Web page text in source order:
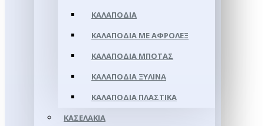
ΚΑΛΑΠΌΔΙΑ
ΚΑΛΑΠΌΔΙΑ ΜΕ ΑΦΡΟΛΕΞ
ΚΑΛΑΠΌΔΙΑ ΜΠΌΤΑΣ
ΚΑΛΑΠΌΔΙΑ ΞΎΛΙΝΑ
ΚΑΛΑΠΌΔΙΑ ΠΛΑΣΤΙΚΆ
ΚΑΣΕΛΆΚΙΑ